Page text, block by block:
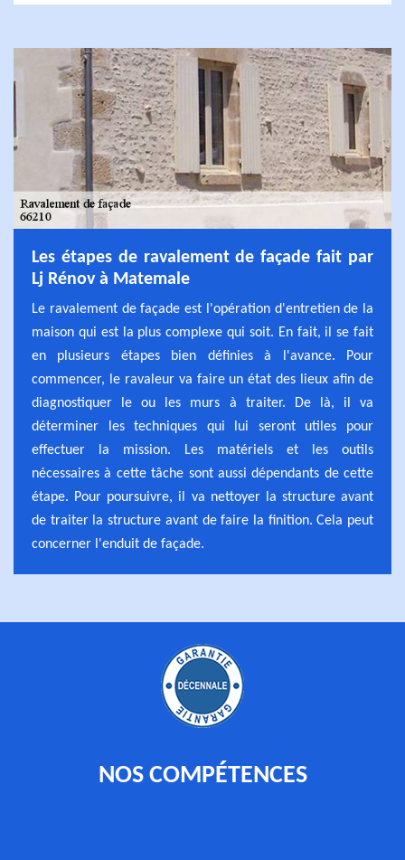
Les étapes de ravalement de façade fait par
Lj Rénov à Matemale
Le ravalement de façade est l'opération d'entretien de la
maison qui est la plus complexe qui soit. En fait, il se fait
en plusieurs étapes bien définies à l'avance. Pour
commencer, le ravaleur va faire un état des lieux afin de
diagnostiquer le ou les murs à traiter. De là, il va
déterminer les techniques qui lui seront utiles pour
effectuer la mission. Les matériels et les outils
nécessaires à cette tâche sont aussi dépendants de cette
étape. Pour poursuivre, il va nettoyer la structure avant
de traiter la structure avant de faire la finition. Cela peut
concerner l'enduit de façade.
NOS COMPÉTENCES